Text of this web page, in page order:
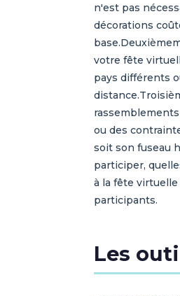
n'est pas
décorations
votre fête
pays différents
ou des
soit son fuseau
participer,
à la fête
participants.
Les